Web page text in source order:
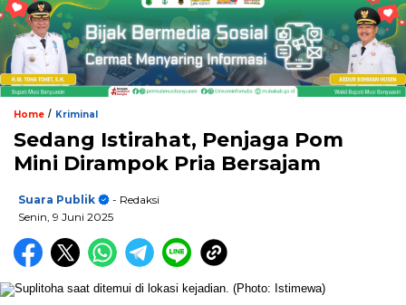
Home / Kriminal
Sedang Istirahat, Penjaga Pom
Mini Dirampok Pria Bersajam
Suara Publik
- Redaksi
Senin, 9 Juni 2025